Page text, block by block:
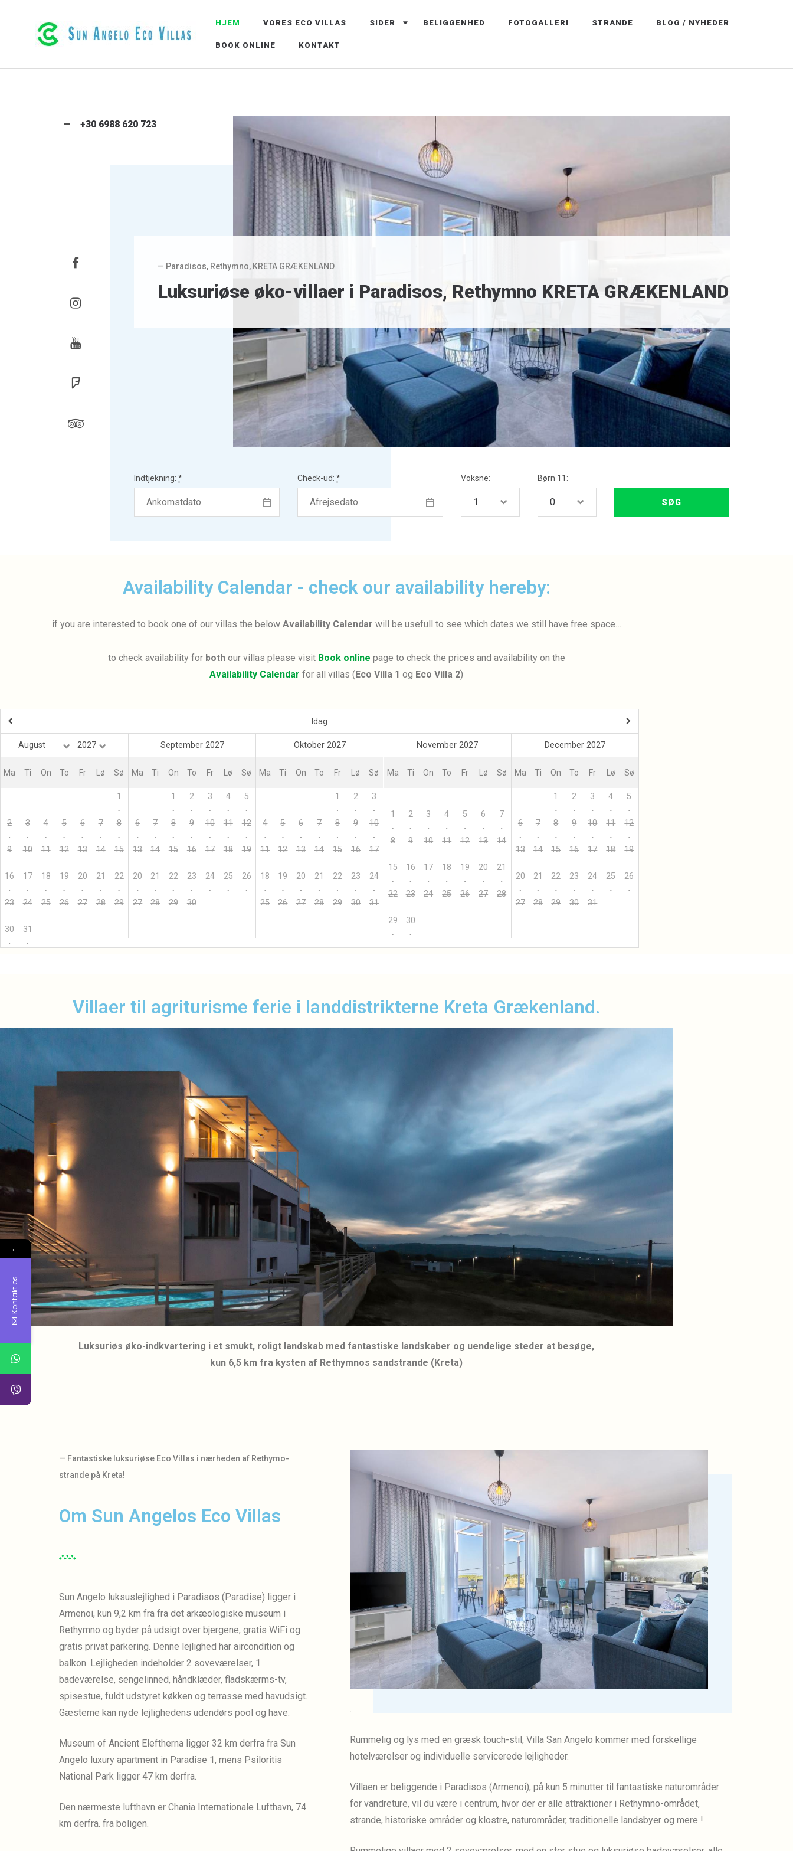
LUKSURIØSE ØKO-VILLAER I RETHYMNO KRETA, GRÆKENLAND
HJEM VORES ECO VILLAS SIDER BELIGGENHED FOTOGALLERI STRANDE BLOG / NYHEDER
BOOK ONLINE KONTAKT
+30 6988 620 723
— Paradisos, Rethymno, KRETA GRÆKENLAND
Luksuriøse øko-villaer i Paradisos, Rethymno KRETA GRÆKENLAND
Indtjekning: * Check-ud: * Voksne: Børn 11:
Availability Calendar - check our availability hereby:
if you are interested to book one of our villas the below Availability Calendar will be usefull to see which dates we still have free space…
to check availability for bothour villas please visit Book online page to check the prices and availability on the
Availability Calendar for all villas (Eco Villa 1 og Eco Villa 2)
<Forrige
Idag
Ma Ti On To Fr Lø Sø
1
2 3 4 5 6 7 8
9 10 11 12 13 14 15
16 17 18 19 20 21 22
23 24 25 26 27 28 29
30 31
September 2027
Ma Ti On To Fr Lø Sø
1 2 3 4 5
6 7 8 9 10 11 12
13 14 15 16 17 18 19
20 21 22 23 24 25 26
27 28 29 30
Oktober 2027
Ma Ti On To Fr Lø Sø
1 2 3
4 5 6 7 8 9 10
11 12 13 14 15 16 17
18 19 20 21 22 23 24
25 26 27 28 29 30 31
November 2027
Ma Ti On To Fr Lø Sø
1 2 3 4 5 6 7
8 9 10 11 12 13 14
15 16 17 18 19 20 21
22 23 24 25 26 27 28
29 30
December 2027
Ma Ti On To Fr Lø Sø
1 2 3 4 5
6 7 8 9 10 11 12
13 14 15 16 17 18 19
20 21 22 23 24 25 26
27 28 29 30 31
Villaer til agriturisme ferie i landdistrikterne Kreta Grækenland.
Luksuriøs øko-indkvartering i et smukt, roligt landskab med fantastiske landskaber og uendelige steder at besøge,
kun 6,5 km fra kysten af Rethymnos sandstrande (Kreta)
— Fantastiske luksuriøse Eco Villas i nærheden af Rethymo-
strande på Kreta!
Om Sun Angelos Eco Villas
Sun Angelo luksuslejlighed i Paradisos (Paradise) ligger i
Armenoi, kun 9,2 km fra fra det arkæologiske museum i
Rethymno og byder på udsigt over bjergene, gratis WiFi og
gratis privat parkering. Denne lejlighed har aircondition og
balkon. Lejligheden indeholder 2 soveværelser, 1
badeværelse, sengelinned, håndklæder, fladskærms-tv,
spisestue, fuldt udstyret køkken og terrasse med havudsigt.
Gæsterne kan nyde lejlighedens udendørs pool og have.
Museum of Ancient Eleftherna ligger 32 km derfra fra Sun
Angelo luxury apartment in Paradise 1, mens Psiloritis
National Park ligger 47 km derfra.
Den nærmeste lufthavn er Chania Internationale Lufthavn, 74
km derfra. fra boligen.
.
Rummelig og lys med en græsk touch-stil, Villa San Angelo kommer med forskellige
hotelværelser og individuelle servicerede lejligheder.
Villaen er beliggende i Paradisos (Armenoi), på kun 5 minutter til fantastiske naturområder
for vandreture, vil du være i centrum, hvor der er alle attraktioner i Rethymno-området,
strande, historiske områder og klostre, naturområder, traditionelle landsbyer og mere !
←
Kontakt os